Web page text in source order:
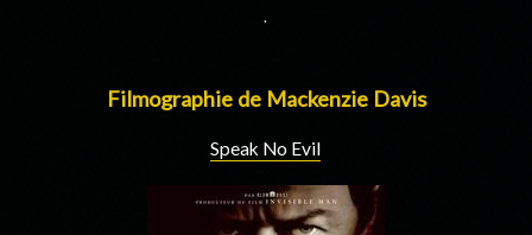
.
Filmographie de Mackenzie Davis
Speak No Evil